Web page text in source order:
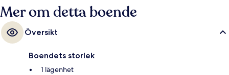
Mer om detta boende
Översikt
Boendets storlek
1 lägenhet